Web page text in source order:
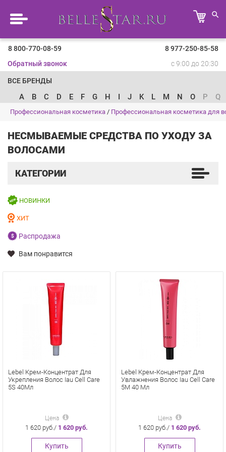
8 800-770-08-59
8 977-250-85-58
Обратный звонок
с 9:00 до 20:30
ВСЕ БРЕНДЫ
A B C D E F G H I J K L M N O P Q
Профессиональная косметика / Профессиональная косметика для
НЕСМЫВАЕМЫЕ СРЕДСТВА ПО УХОДУ ЗА
ВОЛОСАМИ
КАТЕГОРИИ
НОВИНКИ
ХИТ
Распродажа
Вам понравится
Lebel Крем-Концентрат Для
Укрепления Волос Iau Cell Care
5S 40Мл
Цена
1 620 руб./ 1 620 руб.
Купить
Lebel Крем-Концентрат Для
Увлажнения Волос Iau Cell Care
5M 40 Мл
Цена
1 620 руб./ 1 620 руб.
Купить